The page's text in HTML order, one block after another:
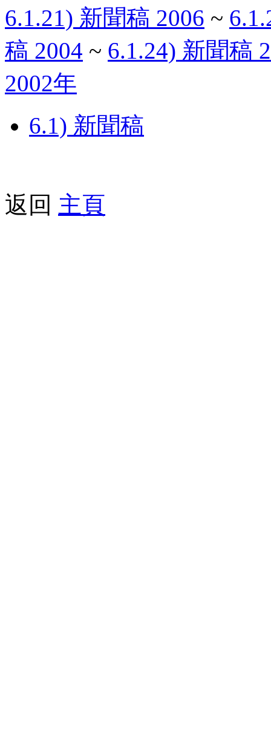
6.1.21) 新聞稿 2006 ~
稿 2004 ~ 6.1.24) 新聞稿
2002年
6.1) 新聞稿
返回 主頁